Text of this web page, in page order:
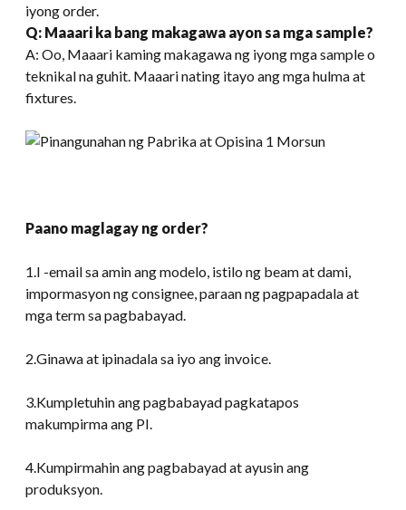
iyong order.
Q: Maaari ka bang makagawa ayon sa mga sample?
A: Oo, Maaari kaming makagawa ng iyong mga sample o
teknikal na guhit. Maaari nating itayo ang mga hulma at
fixtures.
Paano maglagay ng order?
1.I -email sa amin ang modelo, istilo ng beam at dami,
impormasyon ng consignee, paraan ng pagpapadala at
mga term sa pagbabayad.
2.Ginawa at ipinadala sa iyo ang invoice.
3.Kumpletuhin ang pagbabayad pagkatapos
makumpirma ang PI.
4.Kumpirmahin ang pagbabayad at ayusin ang
produksyon.